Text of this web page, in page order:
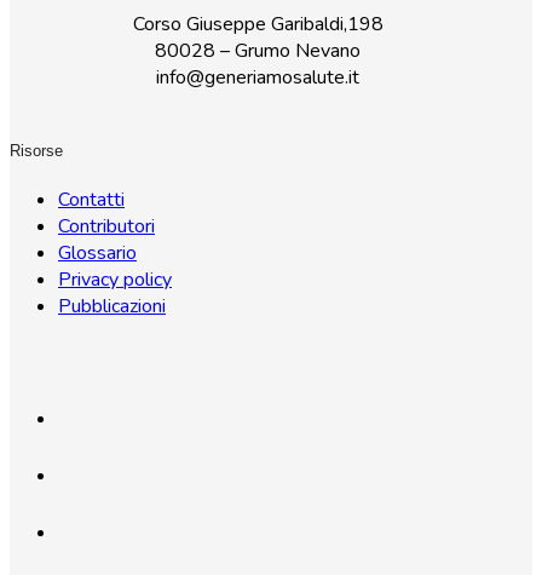
Corso Giuseppe Garibaldi,198
80028 – Grumo Nevano
info@generiamosalute.it
Risorse
Contatti
Contributori
Glossario
Privacy policy
Pubblicazioni